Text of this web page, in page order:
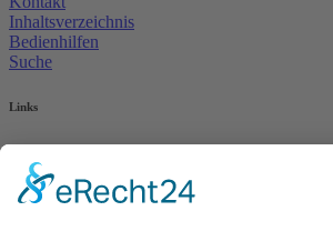
Inhaltsverzeichnis
Bedienhilfen
Suche
Links
AWO Jobportal
AWO Ehrenamt Portal
AWO Schulgesundheitsfachkräfte